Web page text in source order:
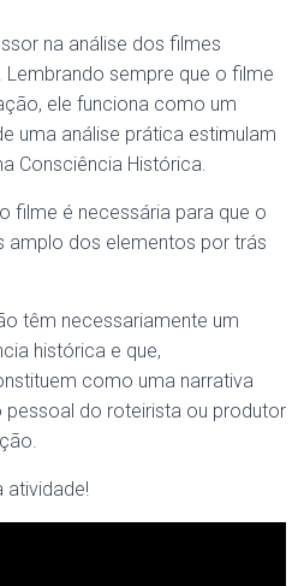
na análise dos filmes
sempre que o filme
ele funciona como um
uma análise prática estimulam
Consciência Histórica.
filme é necessária para que o
amplo dos elementos por trás
têm necessariamente um
histórica e que,
como uma narrativa
pessoal do roteirista ou produtor
atividade!